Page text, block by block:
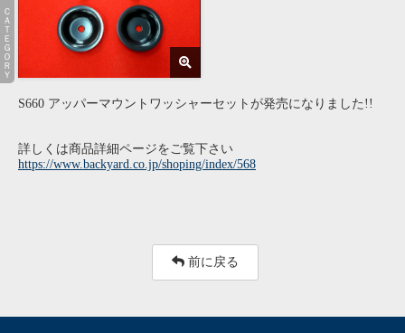
S660 アッパーマウントワッシャーセットが発売になりました!!
詳しくは商品詳細ページをご覧下さい
https://www.backyard.co.jp/shoping/index/568
前に戻る
ＣＡＴＥＧＯＲＹ